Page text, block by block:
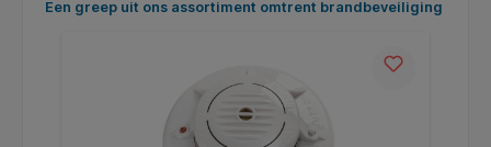
Productgalerij overslaan
Een greep uit ons assortiment omtrent brandbeveiliging